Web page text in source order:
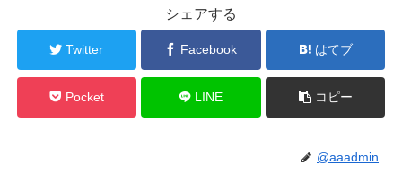
シェアする
Twitter Facebook はてブ
Pocket LINE コピー
@aaadmin